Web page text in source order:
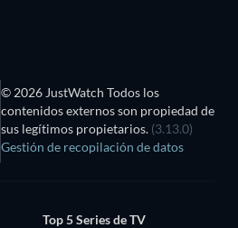
© 2026 JustWatch Todos los
contenidos externos son propiedad de
sus legítimos propietarios. (3.13.0)
Gestión de recopilación de datos
Top 5 Series de TV